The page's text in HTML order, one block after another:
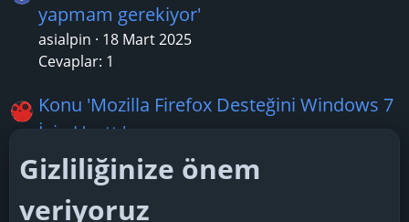
yapmam gerekiyor'
asialpin
18 Mart 2025
Cevaplar: 1
Konu 'Mozilla Firefox Desteğini Windows 7
İçin Uzattı'
erdalatas 25 Aralık 2024
Cevaplar: 1
Gizliliğinize önem
veriyoruz